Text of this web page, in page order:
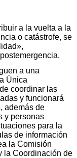
a la vuelta a la
o catástrofe, se
a una
Única
coordinar las
y funcionará
además de
y personas
para la
de información
la Comisión
la Coordinación de